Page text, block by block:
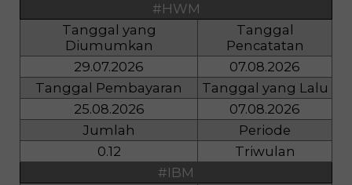
#HWM
Tanggal yang
Diumumkan
Tanggal
Pencatatan
29.07.2026
07.08.2026
Tanggal Pembayaran
Tanggal yang Lalu
25.08.2026
07.08.2026
Jumlah
Periode
0.12
Triwulan
#IBM